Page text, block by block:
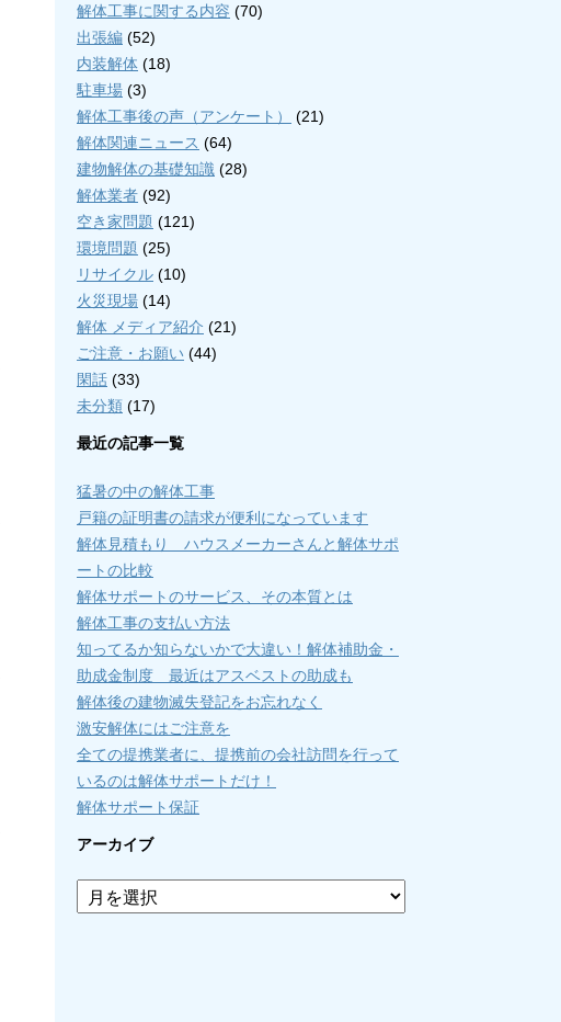
解体工事に関する内容 (70)
出張編 (52)
内装解体 (18)
駐車場 (3)
解体工事後の声（アンケート）
(21)
解体関連ニュース (64)
建物解体の基礎知識 (28)
解体業者 (92)
空き家問題 (121)
環境問題 (25)
リサイクル (10)
火災現場 (14)
解体 メディア紹介 (21)
ご注意・お願い (44)
閑話 (33)
未分類 (17)
最近の記事一覧
猛暑の中の解体工事
戸籍の証明書の請求が便利になっています
解体見積もり ハウスメーカーさんと解体サポ
ートの比較
解体サポートのサービス、その本質とは
解体工事の支払い方法
知ってるか知らないかで大違い！解体補助金・
助成金制度 最近はアスベストの助成も
解体後の建物滅失登記をお忘れなく
激安解体にはご注意を
全ての提携業者に、提携前の会社訪問を行って
いるのは解体サポートだけ！
解体サポート保証
アーカイブ
ア
ー